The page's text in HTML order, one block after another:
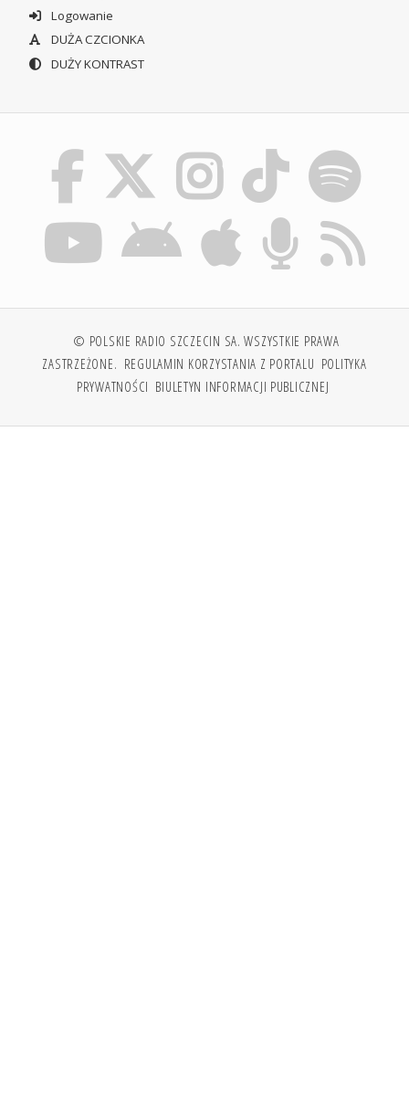
Logowanie
DUŻA CZCIONKA
DUŻY KONTRAST
© POLSKIE RADIO SZCZECIN SA. WSZYSTKIE PRAWA
ZASTRZEŻONE. REGULAMIN KORZYSTANIA Z PORTALU POLITYKA
PRYWATNOŚCI BIULETYN INFORMACJI PUBLICZNEJ